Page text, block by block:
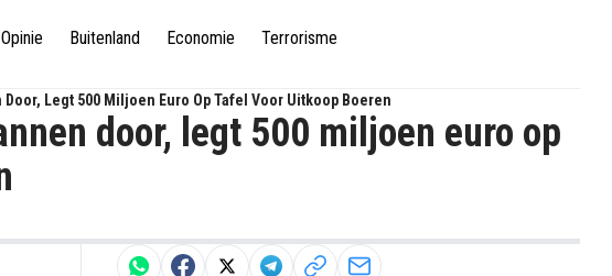
Opinie Buitenland Economie Terrorisme
Legt 500 Miljoen Euro Op Tafel Voor Uitkoop Boeren
door, legt 500 miljoen euro op